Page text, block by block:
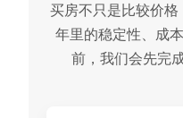
买房不只是比较价
年里的稳定性、成
前，我们会先完